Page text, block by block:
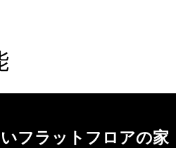
フラットフロアの家